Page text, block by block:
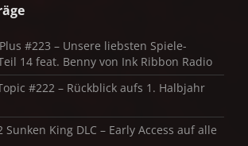
#223 – Unsere liebsten Spiele-
14 feat. Benny von Ink Ribbon Radio
#222 – Rückblick aufs 1. Halbjahr
Sunken King DLC – Early Access auf alle